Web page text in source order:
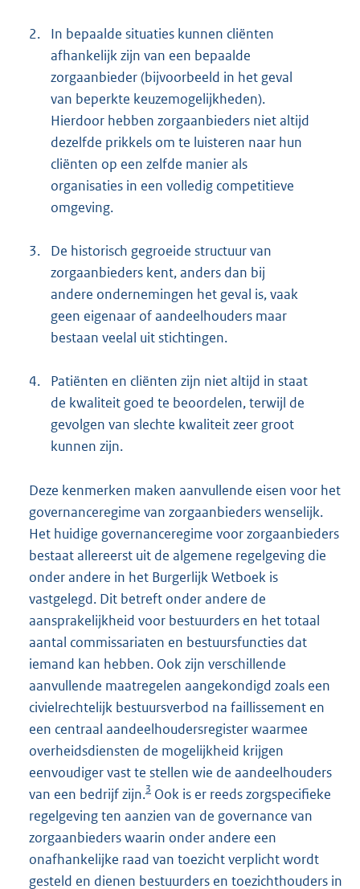
2.
In bepaalde situaties kunnen cliënten
afhankelijk zijn van een bepaalde
zorgaanbieder (bijvoorbeeld in het geval
van beperkte keuzemogelijkheden).
Hierdoor hebben zorgaanbieders niet altijd
dezelfde prikkels om te luisteren naar hun
cliënten op een zelfde manier als
organisaties in een volledig competitieve
omgeving.
3.
De historisch gegroeide structuur van
zorgaanbieders kent, anders dan bij
andere ondernemingen het geval is, vaak
geen eigenaar of aandeelhouders maar
bestaan veelal uit stichtingen.
4.
Patiënten en cliënten zijn niet altijd in staat
de kwaliteit goed te beoordelen, terwijl de
gevolgen van slechte kwaliteit zeer groot
kunnen zijn.
Deze kenmerken maken aanvullende eisen voor het
governanceregime van zorgaanbieders wenselijk.
Het huidige governanceregime voor zorgaanbieders
bestaat allereerst uit de algemene regelgeving die
onder andere in het Burgerlijk Wetboek is
vastgelegd. Dit betreft onder andere de
aansprakelijkheid voor bestuurders en het totaal
aantal commissariaten en bestuursfuncties dat
iemand kan hebben. Ook zijn verschillende
aanvullende maatregelen aangekondigd zoals een
civielrechtelijk bestuursverbod na faillissement en
een centraal aandeelhoudersregister waarmee
overheidsdiensten de mogelijkheid krijgen
eenvoudiger vast te stellen wie de aandeelhouders
van een bedrijf zijn.3 Ook is er reeds zorgspecifieke
regelgeving ten aanzien van de governance van
zorgaanbieders waarin onder andere een
onafhankelijke raad van toezicht verplicht wordt
gesteld en dienen bestuurders en toezichthouders in